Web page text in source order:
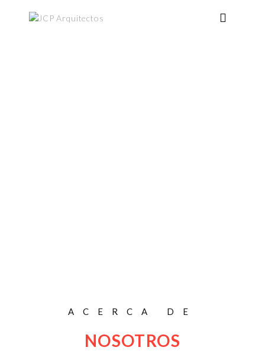
ACERCA DE
NOSOTROS